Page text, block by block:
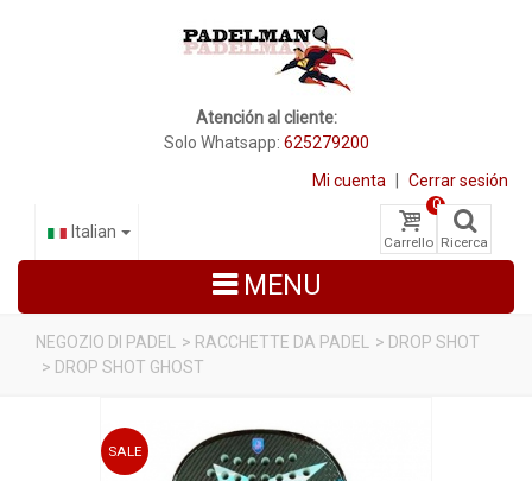
Atención al cliente:
Solo Whatsapp: 625279200
Mi cuenta Cerrar sesión
Carrello
0
Ricerca
Italian
MENU
SCARPE PADEL
NEGOZIO DI PADEL > RACCHETTE DA PADEL > DROP SHOT
> DROP SHOT GHOST
SALE